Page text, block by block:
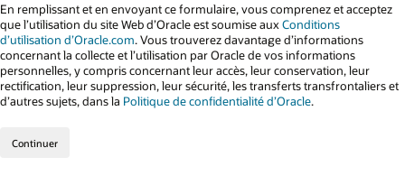
En remplissant et en envoyant ce formulaire, vous comprenez et acceptez
que l’utilisation du site Web d’Oracle est soumise auxConditions
d’utilisation d’Oracle.com. Vous trouverez davantage d’informations
concernant la collecte et l’utilisation par Oracle de vos informations
personnelles, y compris concernant leur accès, leur conservation, leur
rectification, leur suppression, leur sécurité, les transferts transfrontaliers et
d’autres sujets, dans la Politique de confidentialité d’Oracle.
Continuer